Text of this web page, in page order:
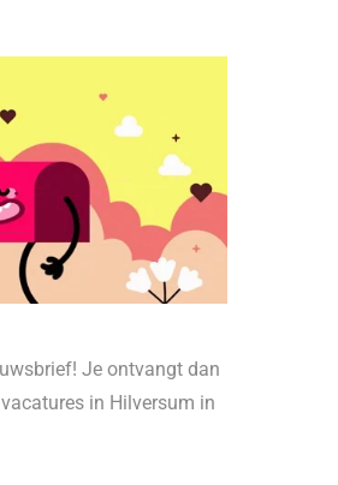
Je ontvangt dan
in Hilversum in